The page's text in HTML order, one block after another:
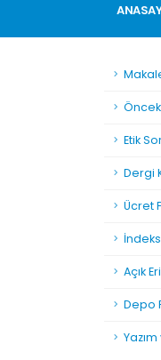
Etik
Dergi
Ücret
Açık
Depo